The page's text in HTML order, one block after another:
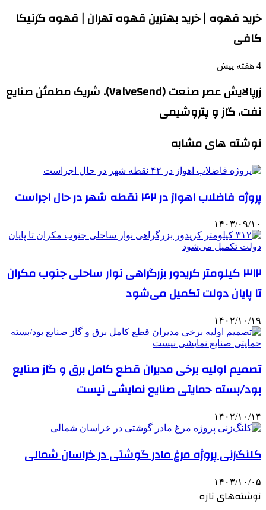
خرید قهوه | خرید بهترین قهوه تهران | قهوه گرنیکا
کافی
4 هفته پیش
زرپالایش عصر صنعت (ValveSend)، شریک مطمئن صنایع
نفت، گاز و پتروشیمی
نوشته های مشابه
پروژه فاضلاب اهواز در ۴۲ نقطه شهر در حال اجراست
۱۴۰۳/۰۹/۱۰
۳۱۲ کیلومتر کریدور بزرگراهی نوار ساحلی جنوب مکران
تا پایان دولت تکمیل می‌شود
۱۴۰۲/۱۰/۱۹
تصمیم اولیه برخی مدیران قطع کامل برق و گاز صنایع
بود/بسته حمایتی صنایع نمایشی نیست
۱۴۰۲/۱۰/۱۴
کلنگ‌زنی پروژه مرغ مادر گوشتی در خراسان شمالی
۱۴۰۳/۱۰/۰۵
نوشته‌های تازه